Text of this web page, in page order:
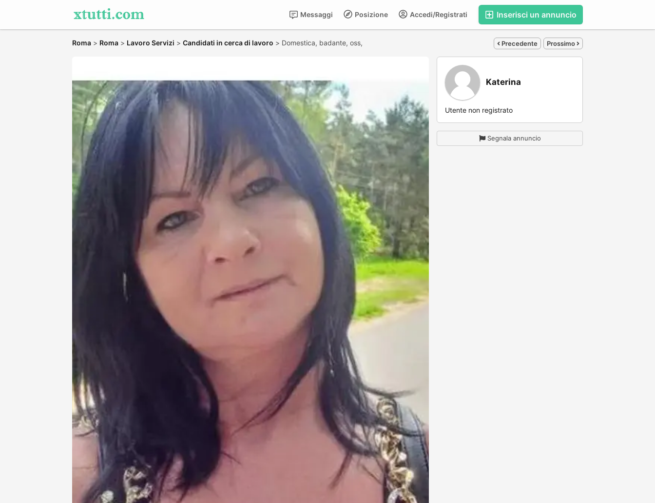
Inserisci un annuncio
Accedi/Registrati
Posizione
Messaggi
Roma > Roma > Lavoro Servizi > Candidati in cerca di lavoro > Domestica, badante, oss, Precedente Prossimo
Katerina
Utente non registrato
Segnala annuncio